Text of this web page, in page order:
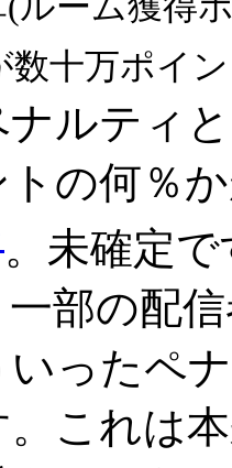
数十万ポイ
ナルティ
の何％
。未確定
部の配
いったペ
。これは